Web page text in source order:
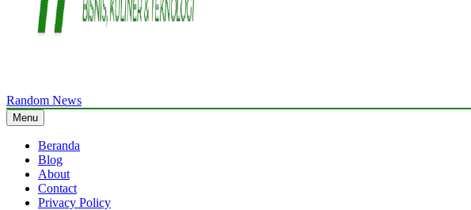
WriteMyPaperme.com
Bisnis, Kuliner, Teknologi
Random News
Menu
Beranda
Blog
About
Contact
Privacy Policy